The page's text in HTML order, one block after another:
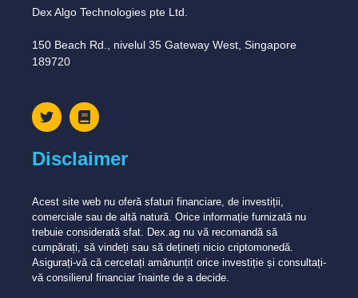
Dex Algo Technologies pte Ltd.
150 Beach Rd., nivelul 35 Gateway West, Singapore
189720
Disclaimer
Acest site web nu oferă sfaturi financiare, de investiții,
comerciale sau de altă natură. Orice informație furnizată nu
trebuie considerată sfat. Dex.ag nu vă recomandă să
cumpărați, să vindeți sau să dețineți nicio criptomonedă.
Asigurați-vă că cercetați amănunțit orice investiție și consultați-
vă consilierul financiar înainte de a decide.